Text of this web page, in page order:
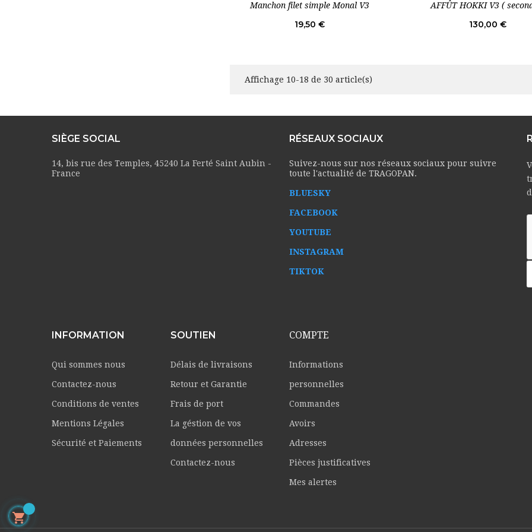
Manchon filet simple Monal V3
Prix
19,50 €
AFFÛT HOKKI V3 (
Prix
130,00 €
Affichage 10-18 de 30 article(s)
SIÈGE SOCIAL
14, bis rue des Temples, 45240 La Ferté Saint Aubin -
France
RÉSEAUX SOCIAUX
Suivez-nous sur nos réseaux sociaux pour suivre
toute l'actualité de TRAGOPAN.
BLUESKY
FACEBOOK
YOUTUBE
INSTAGRAM
TIKTOK
INFORMATION
Qui sommes nous
Contactez-nous
Conditions de ventes
Mentions Légales
Sécurité et Paiements
SOUTIEN
Délais de livraisons
Retour et Garantie
Frais de port
La géstion de vos
données personnelles
Contactez-nous
COMPTE
Informations
personnelles
Commandes
Avoirs
Adresses
Pièces justificatives
Mes alertes
